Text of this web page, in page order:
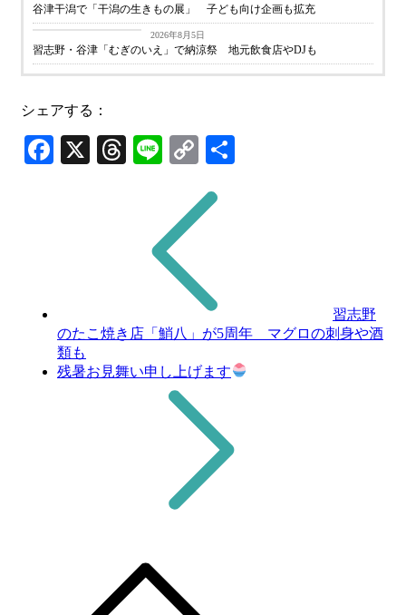
谷津干潟で「干潟の生きもの展」 子ども向け企画も拡充
習志野経済新聞
2026年8月5日
習志野・谷津「むぎのいえ」で納涼祭 地元飲食店やDJも
シェアする：
Facebook
X Threads
LineCopy
習志野
のたこ焼き店「鮹八」が5周年 マグロの刺身や酒
類も
残暑お見舞い申し上げます